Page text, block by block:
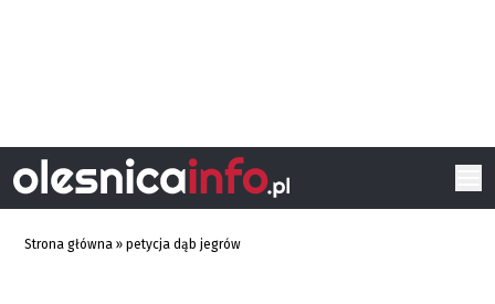
Strona główna »petycja dąb jegrów